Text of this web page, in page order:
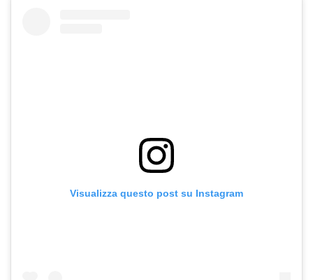
Visualizza questo post su Instagram